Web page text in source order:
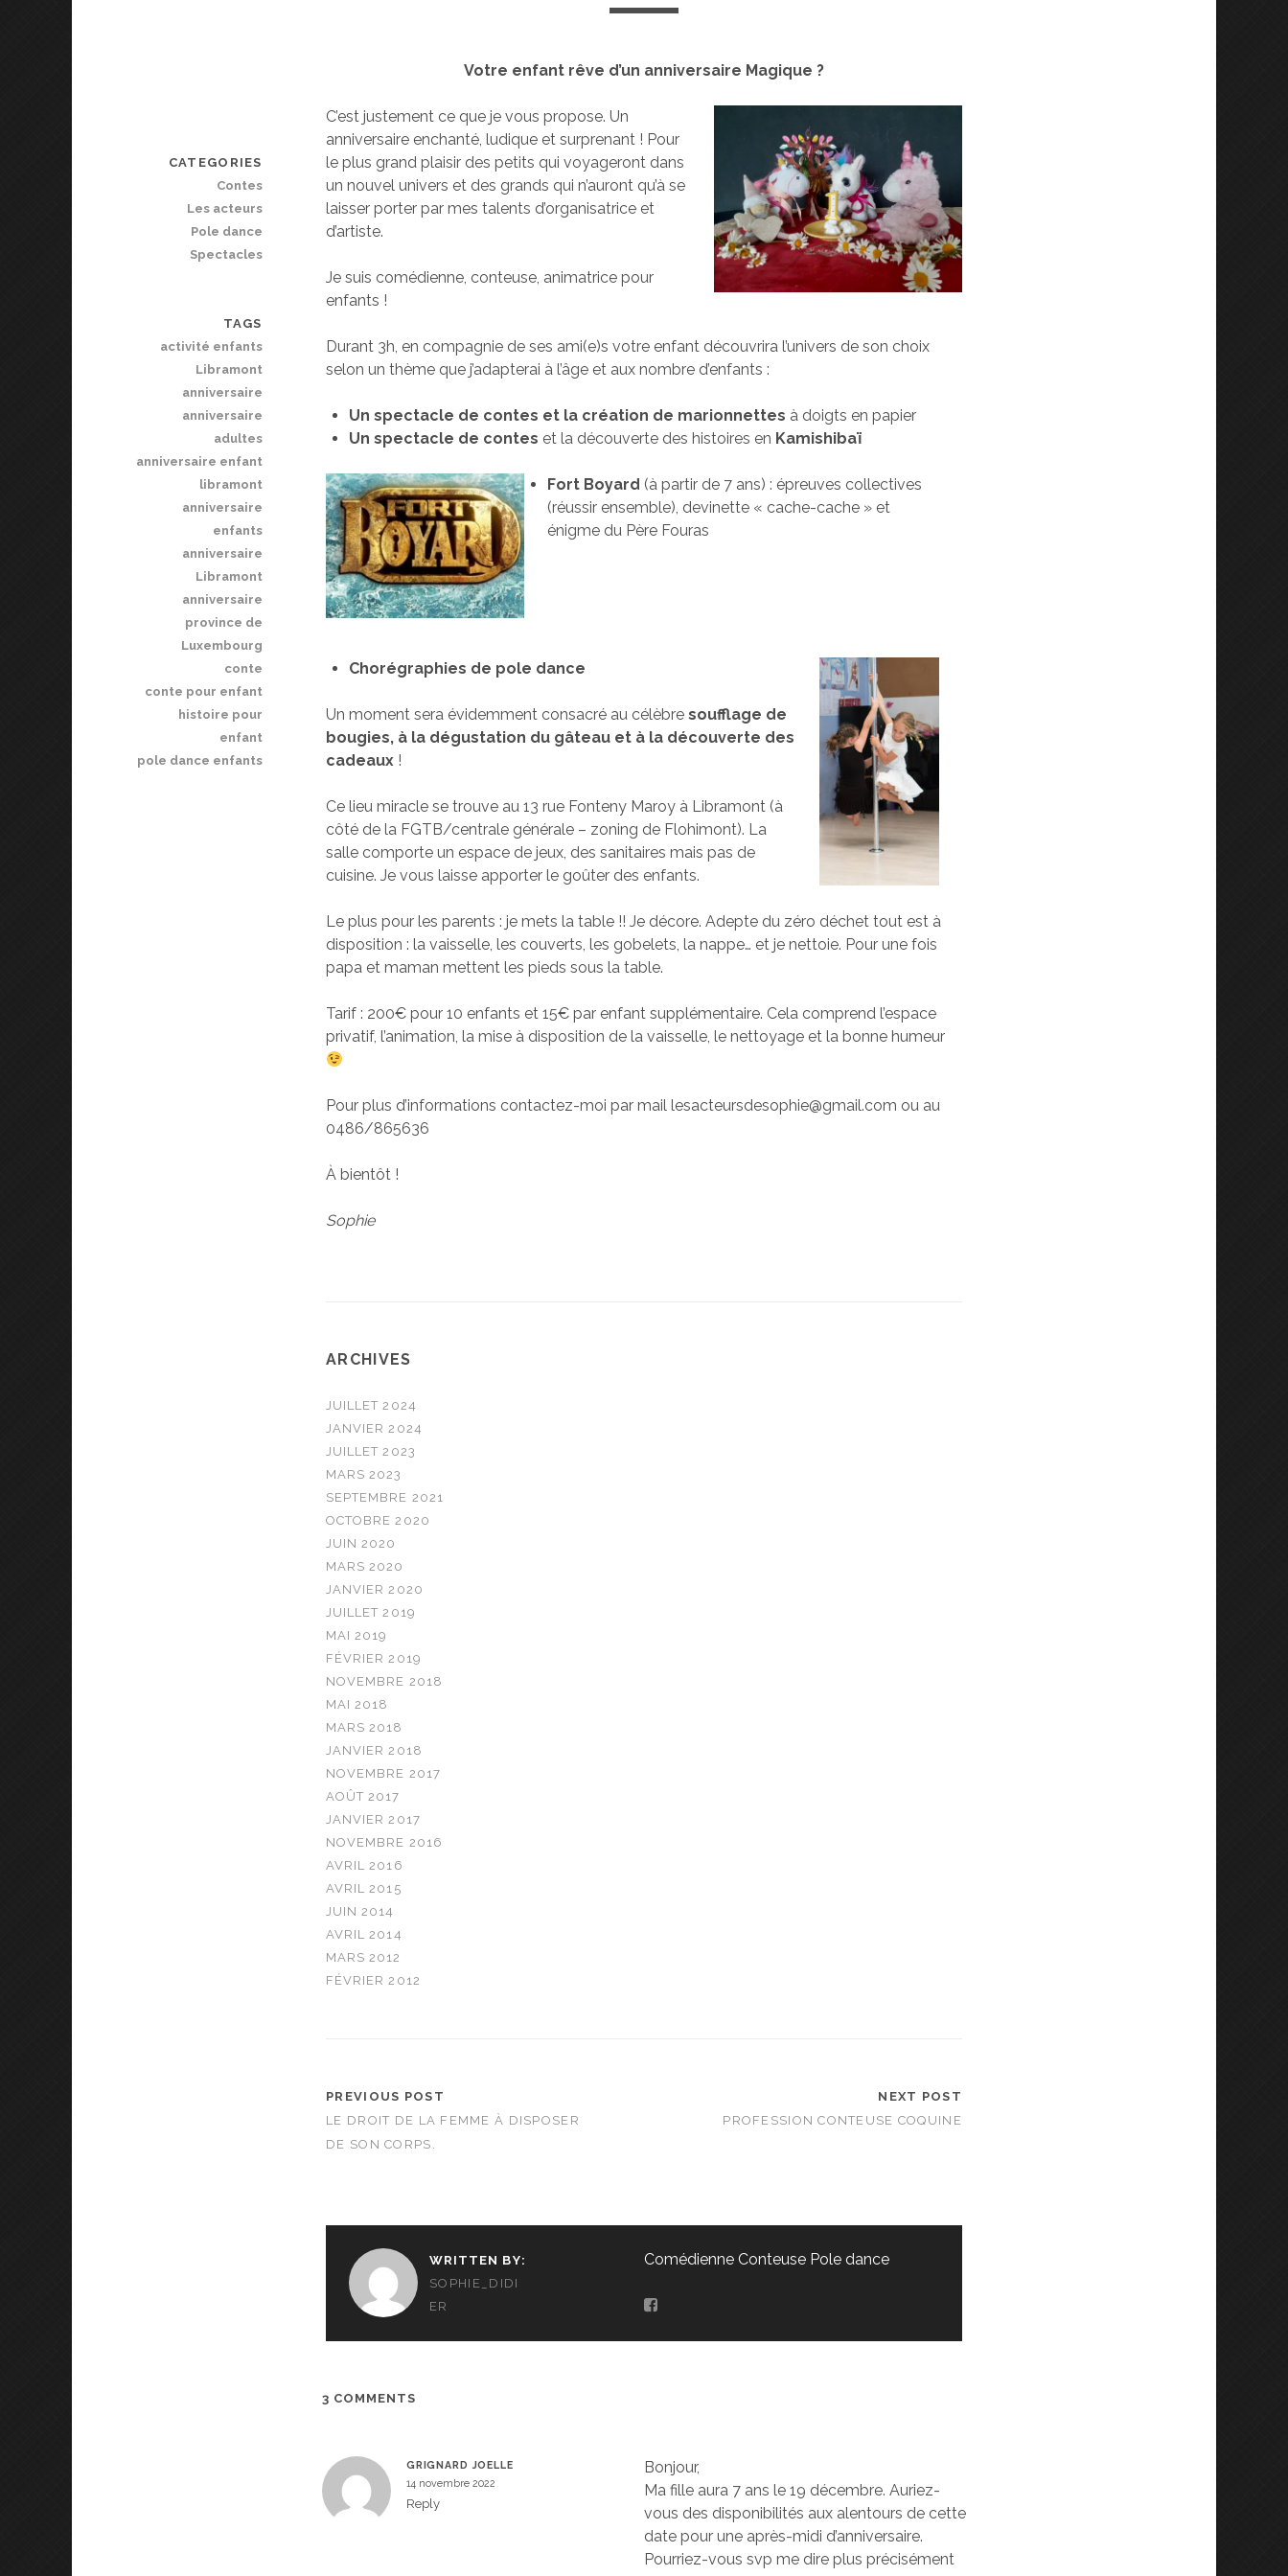
Votre enfant rêve d’un anniversaire Magique ?
C’est justement ce que je vous propose. Un
anniversaire enchanté, ludique et surprenant ! Pour
le plus grand plaisir des petits qui voyageront dans
un nouvel univers et des grands qui n’auront qu’à se
laisser porter par mes talents d’organisatrice et
d’artiste.
Je suis comédienne, conteuse, animatrice pour
enfants !
Durant 3h, en compagnie de ses ami(e)s votre enfant découvrira l’univers de son choix
selon un thème que j’adapterai à l’âge et aux nombre d’enfants :
Un spectacle de contes et la création de marionnettes à doigts en papier
Un spectacle de contes et la découverte des histoires en Kamishibaï
Fort Boyard (à partir de 7 ans) : épreuves collectives
(réussir ensemble), devinette « cache-cache » et
énigme du Père Fouras
Chorégraphies de pole dance
Un moment sera évidemment consacré au célèbresoufflage de
bougies, à la dégustation du gâteau et à la découverte des
cadeaux !
Ce lieu miracle se trouve au 13 rue Fonteny Maroy à Libramont (à
côté de la FGTB/centrale générale – zoning de Flohimont). La
salle comporte un espace de jeux, des sanitaires mais pas de
cuisine. Je vous laisse apporter le goûter des enfants.
Le plus pour les parents : je mets la table !! Je décore. Adepte du zéro déchet tout est à
disposition : la vaisselle, les couverts, les gobelets, la nappe… et je nettoie. Pour une fois
papa et maman mettent les pieds sous la table.
Tarif : 200€ pour 10 enfants et 15€ par enfant supplémentaire. Cela comprend l’espace
privatif, l’animation, la mise à disposition de la vaisselle, le nettoyage et la bonne humeur
Pour plus d’informations contactez-moi par mail lesacteursdesophie@gmail.com ou au
0486/865636
À bientôt !
Sophie
ARCHIVES
JUILLET 2024
JANVIER 2024
JUILLET 2023
MARS 2023
SEPTEMBRE 2021
OCTOBRE 2020
JUIN 2020
MARS 2020
JANVIER 2020
JUILLET 2019
MAI 2019
FÉVRIER 2019
NOVEMBRE 2018
MAI 2018
MARS 2018
JANVIER 2018
NOVEMBRE 2017
AOÛT 2017
JANVIER 2017
NOVEMBRE 2016
AVRIL 2016
AVRIL 2015
JUIN 2014
AVRIL 2014
MARS 2012
FÉVRIER 2012
PREVIOUS POST
LE DROIT DE LA FEMME À DISPOSER
DE SON CORPS.
NEXT POST
PROFESSION CONTEUSE COQUINE
CATEGORIES
Contes
Les acteurs
Pole dance
Spectacles
TAGS
activité enfants
Libramont
anniversaire
anniversaire
adultes
anniversaire enfant
libramont
anniversaire
enfants
anniversaire
Libramont
anniversaire
province de
Luxembourg
conte
conte pour enfant
histoire pour
enfant
pole dance enfants
WRITTEN BY:
SOPHIE_DIDI
ER
Comédienne Conteuse Pole dance
3 COMMENTS
GRIGNARD JOELLE
14 novembre 2022
Reply
Bonjour,
Ma fille aura 7 ans le 19 décembre. Auriez-
vous des disponibilités aux alentours de cette
date pour une après-midi d’anniversaire.
Pourriez-vous svp me dire plus précisément